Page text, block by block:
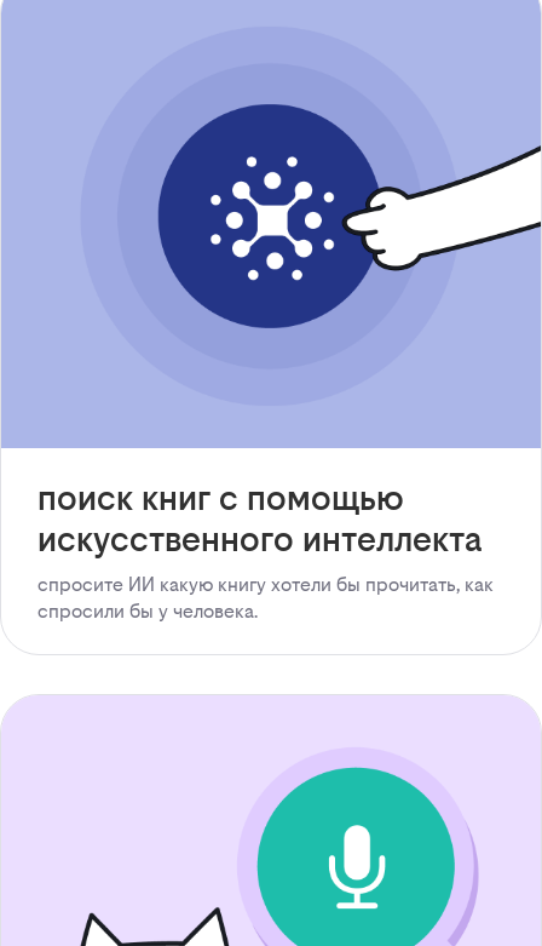
поиск книг с помощью
искусственного интеллекта
спросите ИИ какую книгу хотели бы прочитать, как
спросили бы у человека.